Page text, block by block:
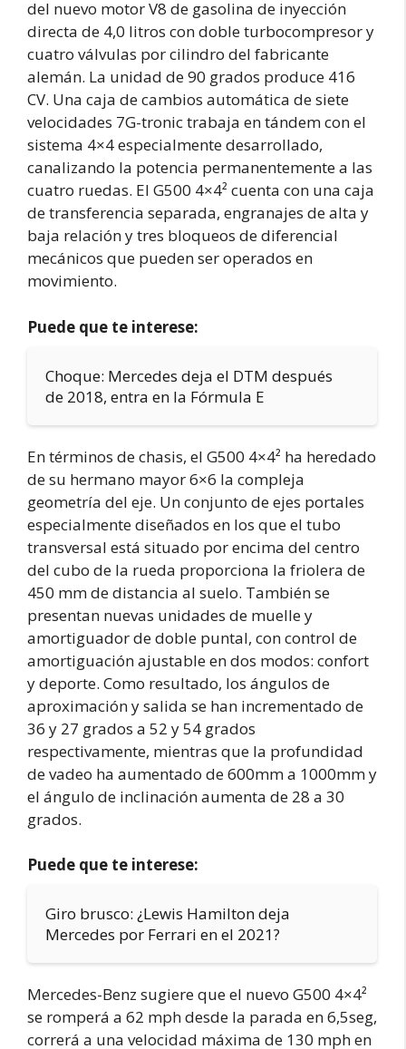
del nuevo motor V8 de gasolina de inyección
directa de 4,0 litros con doble turbocompresor y
cuatro válvulas por cilindro del fabricante
alemán. La unidad de 90 grados produce 416
CV. Una caja de cambios automática de siete
velocidades 7G-tronic trabaja en tándem con el
sistema 4×4 especialmente desarrollado,
canalizando la potencia permanentemente a las
cuatro ruedas. El G500 4×4² cuenta con una caja
de transferencia separada, engranajes de alta y
baja relación y tres bloqueos de diferencial
mecánicos que pueden ser operados en
movimiento.
Puede que te interese:
Choque: Mercedes deja el DTM después
de 2018, entra en la Fórmula E
En términos de chasis, el G500 4×4² ha heredado
de su hermano mayor 6×6 la compleja
geometría del eje. Un conjunto de ejes portales
especialmente diseñados en los que el tubo
transversal está situado por encima del centro
del cubo de la rueda proporciona la friolera de
450 mm de distancia al suelo. También se
presentan nuevas unidades de muelle y
amortiguador de doble puntal, con control de
amortiguación ajustable en dos modos: confort
y deporte. Como resultado, los ángulos de
aproximación y salida se han incrementado de
36 y 27 grados a 52 y 54 grados
respectivamente, mientras que la profundidad
de vadeo ha aumentado de 600mm a 1000mm y
el ángulo de inclinación aumenta de 28 a 30
grados.
Puede que te interese:
Giro brusco: ¿Lewis Hamilton deja
Mercedes por Ferrari en el 2021?
Mercedes-Benz sugiere que el nuevo G500 4×4²
se romperá a 62 mph desde la parada en 6,5seg,
correrá a una velocidad máxima de 130 mph en